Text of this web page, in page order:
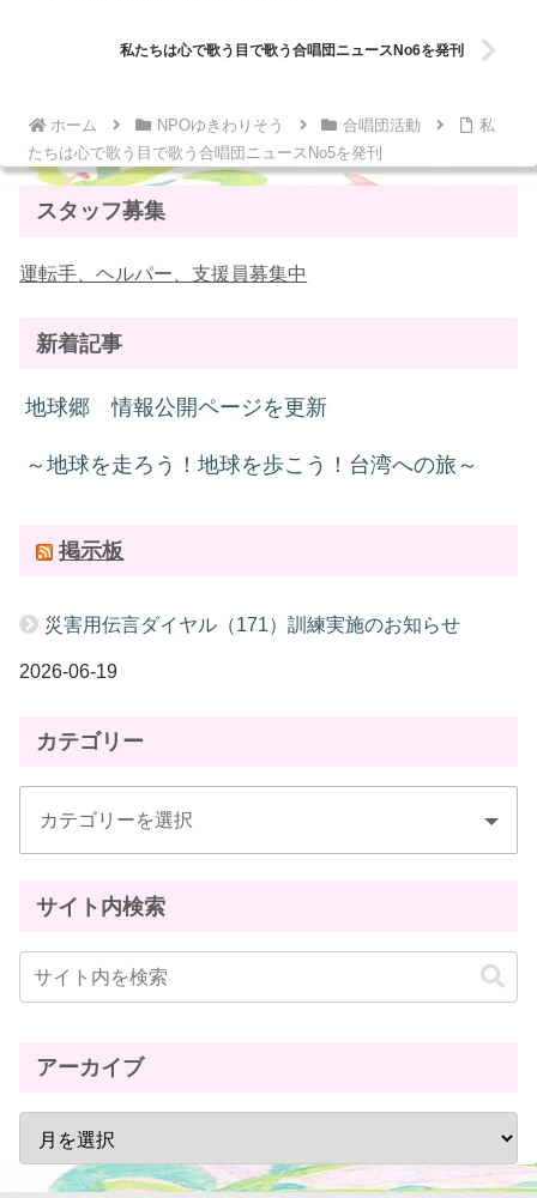
私たちは心で歌う目で歌う合唱団ニュースNo6を発刊
ホーム NPOゆきわりそう 合唱団活動
私
たちは心で歌う目で歌う合唱団ニュースNo5を発刊
スタッフ募集
運転手、ヘルパー、支援員募集中
新着記事
地球郷 情報公開ページを更新
～地球を走ろう！地球を歩こう！台湾への旅～
掲示板
災害用伝言ダイヤル（171）訓練実施のお知らせ
2026-06-19
カテゴリー
サイト内検索
アーカイブ